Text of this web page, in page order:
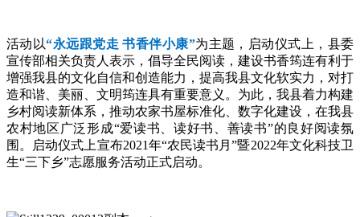
活动以“永远跟党走 书香伴小康”为主题，启动仪式上，县委
宣传部相关负责人表示，倡导全民阅读，建设书香筠连有利于
增强我县的文化自信和创造能力，提高我县文化软实力，对打
造和谐、美丽、文明筠连具有重要意义。为此，我县着力构建
乡村阅读新体系，推动农家书屋标准化、数字化建设，在我县
农村地区广泛形成“爱读书、读好书、善读书”的良好阅读氛
围。启动仪式上宣布2021年“农民读书月”暨2022年文化科技卫
生“三下乡”志愿服务活动正式启动。